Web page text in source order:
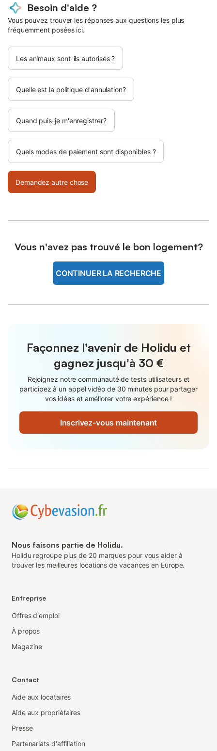
Besoin d'aide ?
Vous pouvez trouver les réponses aux questions les plus
fréquemment posées ici.
Les animaux sont-ils autorisés ?
Quelle est la politique d'annulation?
Quand puis-je m'enregistrer?
Quels modes de paiement sont disponibles ?
Demandez autre chose
Vous n'avez pas trouvé le bon logement?
CONTINUER LA RECHERCHE
Façonnez l'avenir de Holidu et
gagnez jusqu'à 30 €
Rejoignez notre communauté de tests utilisateurs et
participez à un appel vidéo de 30 minutes pour partager
vos idées et améliorer votre expérience !
Inscrivez-vous maintenant
Nous faisons partie de Holidu.
Holidu regroupe plus de 20 marques pour vous aider à
trouver les meilleures locations de vacances en Europe.
Entreprise
Offres d'emploi
À propos
Magazine
Contact
Aide aux locataires
Aide aux propriétaires
Presse
Partenariats d'affiliation